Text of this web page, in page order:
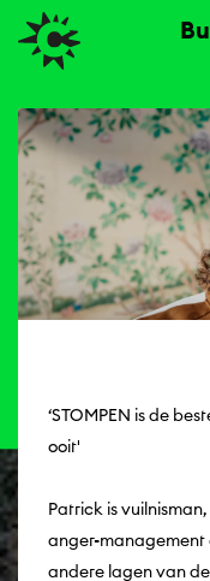
‘STOMPEN is de
ooit'
Patrick is
anger-management
andere lagen van